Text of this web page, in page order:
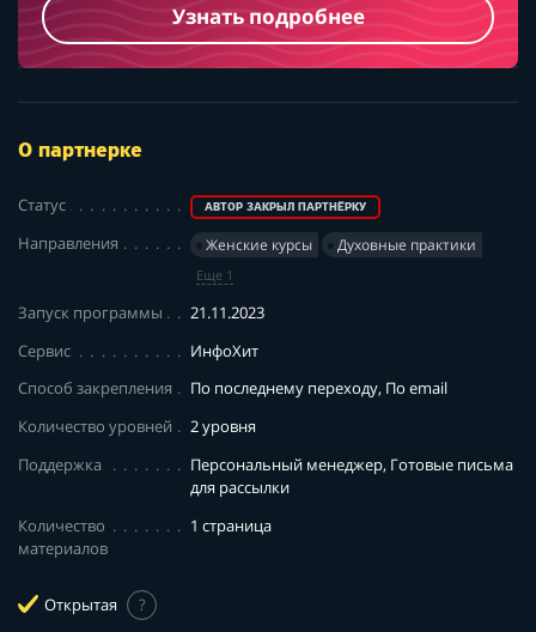
Узнать подробнее
О партнерке
Статус АВТОР ЗАКРЫЛ ПАРТНЁРКУ
Направления Женские курсы
Духовные практики
Еще 1
Запуск программы
21.11.2023
Сервис
ИнфоХит
Способ закрепления
По последнему переходу, По email
Количество уровней
2 уровня
Поддержка
Персональный менеджер, Готовые письма
для рассылки
Количество
материалов
1 страница
Открытая ?